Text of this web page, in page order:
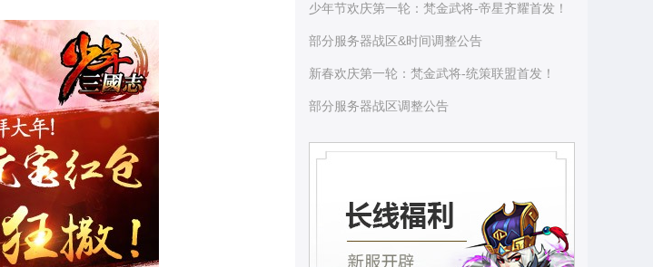
少年节欢庆第一轮：梵金武将-帝星齐耀首发！
部分服务器战区&时间调整公告
新春欢庆第一轮：梵金武将-统策联盟首发！
部分服务器战区调整公告